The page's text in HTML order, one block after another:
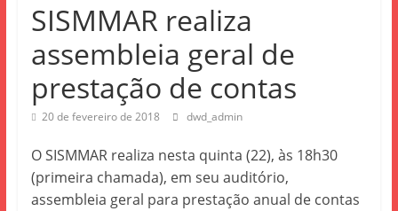
SISMMAR realiza
assembleia geral de
prestação de contas
20 de fevereiro de 2018 dwd_admin
O SISMMAR realiza nesta quinta (22), às 18h30
(primeira chamada), em seu auditório,
assembleia geral para prestação anual de contas